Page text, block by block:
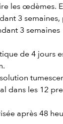
les œdèmes.
3 semaines,
3 semaines
de 4 jours
dans les 12
après 48